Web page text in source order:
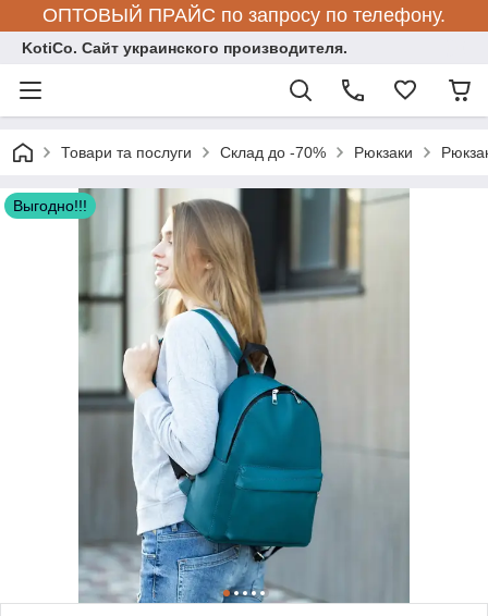
ОПТОВЫЙ ПРАЙС по запросу по телефону.
KotiCo. Сайт украинского производителя.
Товари та послуги Склад до -70% Рюкзаки
Выгодно!!!